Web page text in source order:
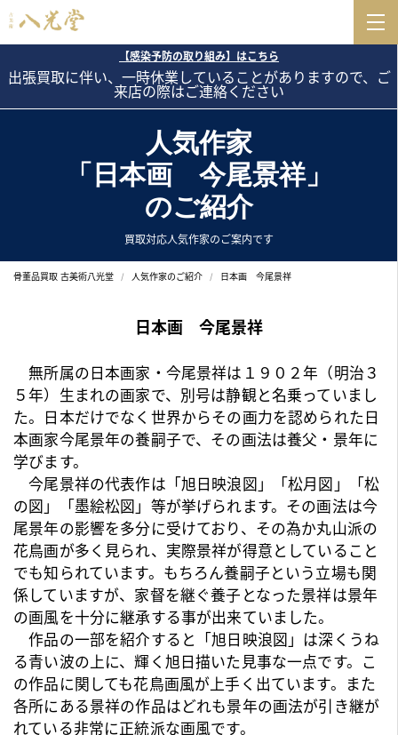
【感染予防の取り組み】はこちら
出張買取に伴い、一時休業していることがありますので、ご
来店の際はご連絡ください
人気作家
「日本画 今尾景祥」
のご紹介
買取対応人気作家のご案内です
骨董品買取 古美術八光堂 人気作家のご紹介 日本画 今尾景祥
日本画 今尾景祥
無所属の 日本画家・今尾景祥は１９０２年（明治３
５年）生まれの画家で、別号は静観と名乗っていまし
た。日本だけでなく世界からその画力を認められた 日
本画家今尾景年の養嗣子で、その画法は養父・ 景年に
学びます。
今尾景祥の代表作は「旭日映浪図」「松月図」「松
の図」「墨絵松図」等が挙げられます。その画法は今
尾景年の影響を多分に受けており、その為か丸山派の
花鳥画が多く見られ、実際景祥が得意としていること
でも知られています。もちろん養嗣子という立場も関
係していますが、家督を継ぐ養子となった景祥は景年
の画風を十分に継承する事が出来ていました。
作品の一部を紹介すると「旭日映浪図」は深くうね
る青い波の上に、輝く旭日描いた見事な一点です。こ
の作品に関しても花鳥画風が上手く出ています。また
各所にある景祥の作品はどれも景年の画法が引き継が
れている非常に正統派な画風です。